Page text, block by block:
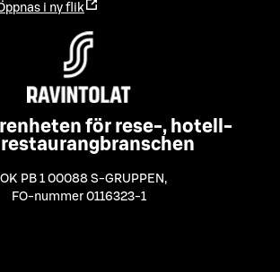
i ny flik
för rese-, hotell-
PB 1 00088 S-GRUPPEN ,
FO-nummer 0116323-1